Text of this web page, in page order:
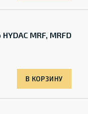
MRF, MRFD
В КОРЗИНУ